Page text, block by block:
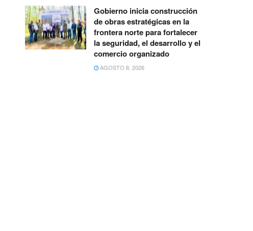
Gobierno inicia construcción
de obras estratégicas en la
frontera norte para fortalecer
la seguridad, el desarrollo y el
comercio organizado
AGOSTO 8, 2026